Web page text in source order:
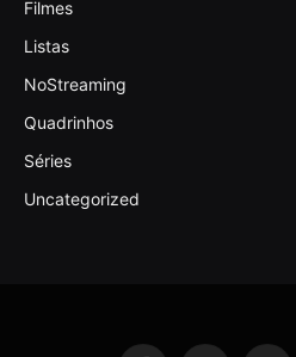
Filmes
Listas
NoStreaming
Quadrinhos
Séries
Uncategorized